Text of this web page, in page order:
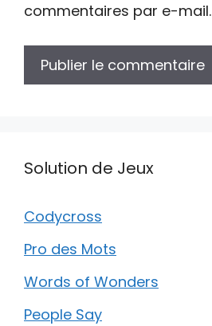
commentaires par e-mail.
Solution de Jeux
Codycross
Pro des Mots
Words of Wonders
People Say